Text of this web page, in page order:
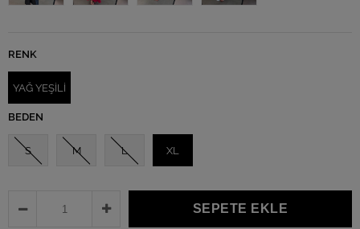
RENK
YAĞ YEŞİLİ
BEDEN
S M L XL